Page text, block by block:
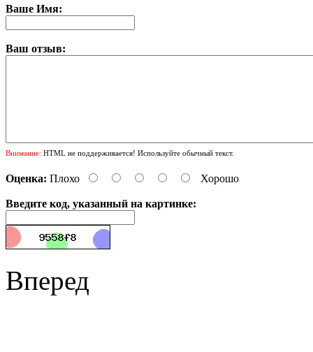
Ваше Имя:
Ваш отзыв:
Внимание: HTML не поддерживается! Используйте обычный текст.
Оценка: Плохо Хорошо
Введите код, указанный на картинке:
Вперед